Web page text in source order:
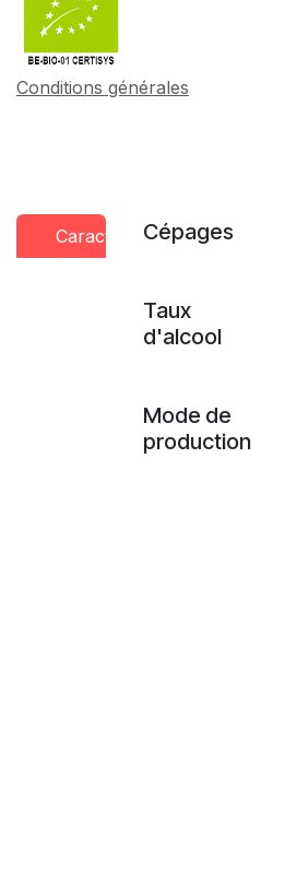
Conditions générales
CaractéristiquesCépages
Taux
d'alcool
Mode de
production